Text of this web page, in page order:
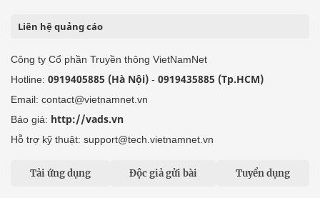
Liên hệ quảng cáo
Công ty Cổ phần Truyền thông VietNamNet
Hotline: 0919405885 (Hà Nội) - 0919435885 (Tp.HCM)
Email: contact@vietnamnet.vn
Báo giá: http://vads.vn
Hỗ trợ kỹ thuật: support@tech.vietnamnet.vn
Tải ứng dụng Độc giả gửi bài Tuyển dụng